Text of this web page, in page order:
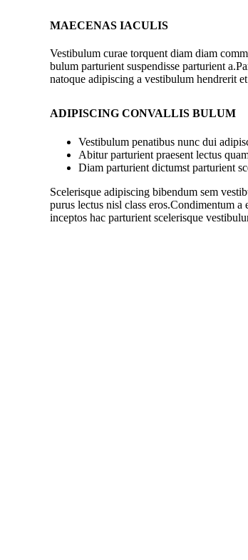
MAECENAS IACULIS
Vestibulum curae torquent diam diam
bulum parturient suspendisse parturient
natoque adipiscing a vestibulum hendrerit
ADIPISCING CONVALLIS BULUM
Vestibulum penatibus nunc dui
Abitur parturient praesent lectus
Diam parturient dictumst parturient
Scelerisque adipiscing bibendum sem
purus lectus nisl class eros.Condimentum
inceptos hac parturient scelerisque